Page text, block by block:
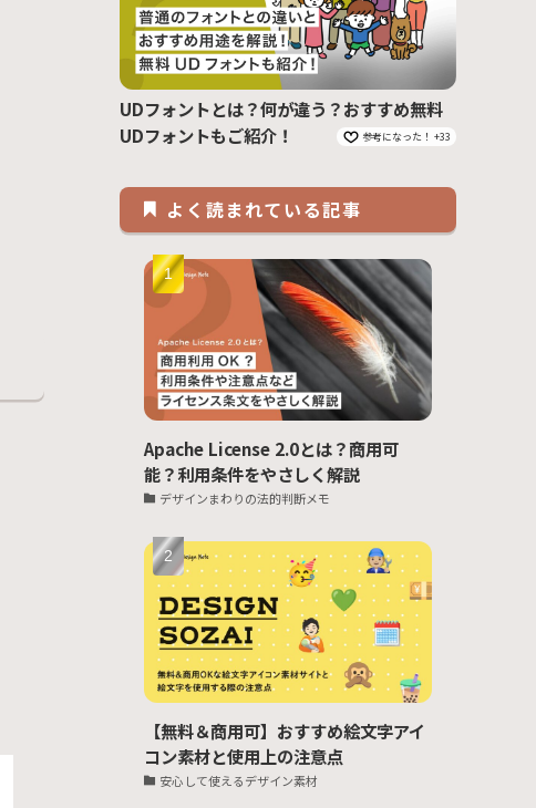
UDフォントとは？何が違う？おすすめ無料
UDフォントもご紹介！
参考になった！ +33
よく読まれている記事
Apache License 2.0とは？商用可
能？利用条件をやさしく解説
デザインまわりの法的判断メモ
【無料＆商用可】おすすめ絵文字アイ
コン素材と使用上の注意点
安心して使えるデザイン素材